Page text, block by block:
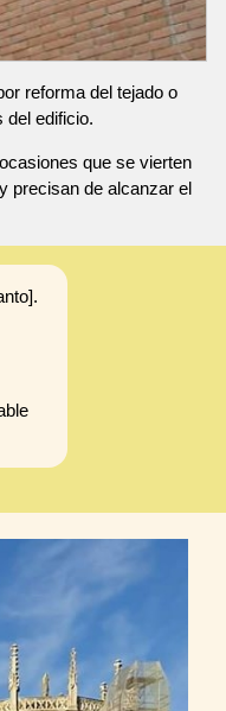
reforma del tejado o
del edificio.
que se vierten
precisan de alcanzar el